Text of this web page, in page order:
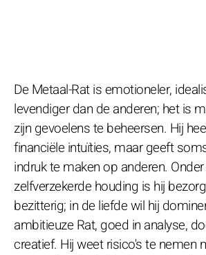
De Metaal-Rat is emotioneler,
levendiger dan de anderen; het is
zijn gevoelens te beheersen. Hij
financiële intuïties, maar geeft
indruk te maken op anderen.
zelfverzekerde houding is hij
bezitterig; in de liefde wil hij
ambitieuze Rat, goed in analyse,
creatief. Hij weet risico's te nemen